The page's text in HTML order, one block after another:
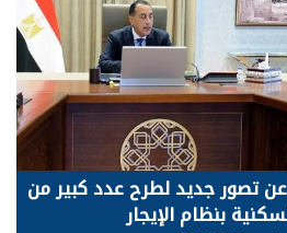
تصور جديد لطرح عدد كبير من
بنظام الإيجار